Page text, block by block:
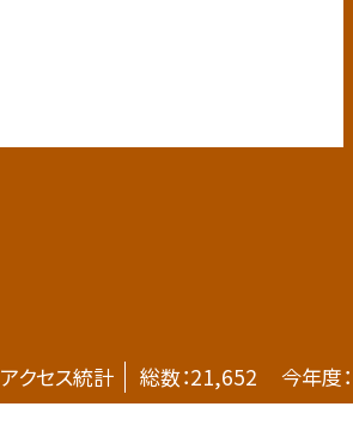
アクセス統計 総数：21,652 今年度：